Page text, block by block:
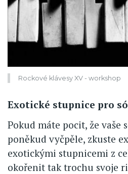
Rockové klávesy XV - workshop
Exotické stupnice pro
Pokud máte pocit, že vaše
poněkud vyčpěle, zkuste
exotickými stupnicemi z
okořenit tak trochu svoje